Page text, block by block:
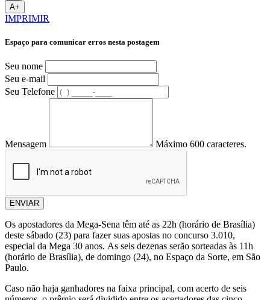
A+
IMPRIMIR
Espaço para comunicar erros nesta postagem
Seu nome
Seu e-mail
Seu Telefone
Mensagem Máximo 600 caracteres.
ENVIAR
Os apostadores da Mega-Sena têm até as 22h (horário de Brasília)
deste sábado (23) para fazer suas apostas no concurso 3.010,
especial da Mega 30 anos. As seis dezenas serão sorteadas às 11h
(horário de Brasília), de domingo (24), no Espaço da Sorte, em São
Paulo.
Caso não haja ganhadores na faixa principal, com acerto de seis